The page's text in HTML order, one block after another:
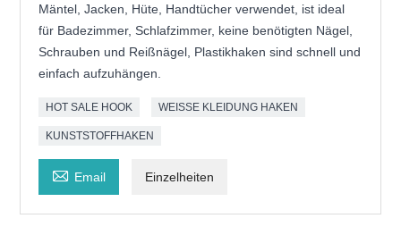
Mäntel, Jacken, Hüte, Handtücher verwendet, ist ideal
für Badezimmer, Schlafzimmer, keine benötigten Nägel,
Schrauben und Reißnägel, Plastikhaken sind schnell und
einfach aufzuhängen.
HOT SALE HOOK WEISSE KLEIDUNG HAKEN
KUNSTSTOFFHAKEN
 Email Einzelheiten